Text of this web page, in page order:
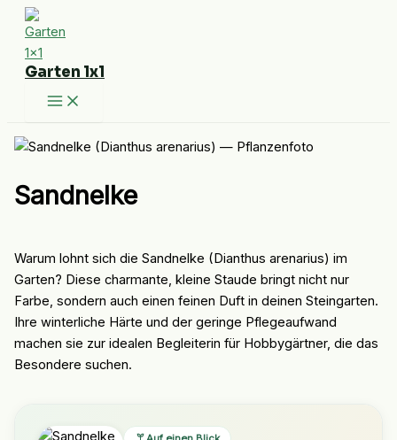
Zum
Inhalt
springen
Garten 1x1
Sandnelke
Warum lohnt sich die Sandnelke (Dianthus arenarius) im
Garten? Diese charmante, kleine Staude bringt nicht nur
Farbe, sondern auch einen feinen Duft in deinen Steingarten.
Ihre winterliche Härte und der geringe Pflegeaufwand
machen sie zur idealen Begleiterin für Hobbygärtner, die das
Besondere suchen.